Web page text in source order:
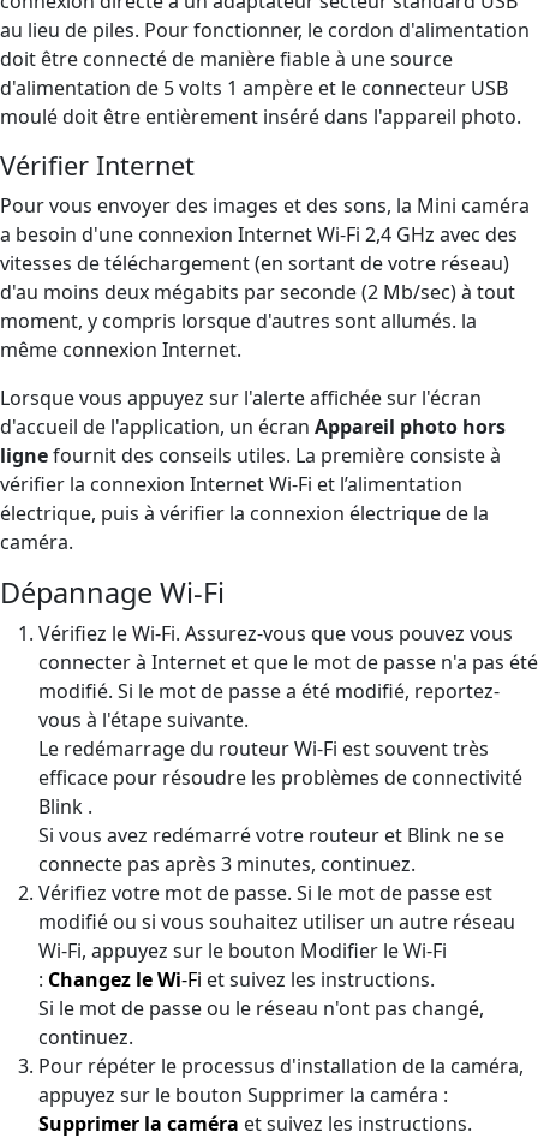
au lieu de piles. Pour fonctionner, le cordon d'alimentation
doit être connecté de manière fiable à une source
d'alimentation de 5 volts 1 ampère et le connecteur USB
moulé doit être entièrement inséré dans l'appareil photo.
Vérifier Internet
Pour vous envoyer des images et des sons, la Mini caméra
a besoin d'une connexion Internet Wi-Fi 2,4 GHz avec des
vitesses de téléchargement (en sortant de votre réseau)
d'au moins deux mégabits par seconde (2 Mb/sec) à tout
moment, y compris lorsque d'autres sont allumés. la
même connexion Internet.
Lorsque vous appuyez sur l'alerte affichée sur l'écran
d'accueil de l'application, un écran Appareil photo hors
lignefournit des conseils utiles. La première consiste à
vérifier la connexion Internet Wi-Fi et l’alimentation
électrique, puis à vérifier la connexion électrique de la
caméra.
Dépannage Wi-Fi
Vérifiez le Wi-Fi. Assurez-vous que vous pouvez vous
connecter à Internet et que le mot de passe n'a pas été
modifié. Si le mot de passe a été modifié, reportez-
vous à l'étape suivante.
Le redémarrage du routeur Wi-Fi est souvent très
efficace pour résoudre les problèmes de connectivité
Blink .
Si vous avez redémarré votre routeur et Blink ne se
connecte pas après 3 minutes, continuez.
Vérifiez votre mot de passe. Si le mot de passe est
modifié ou si vous souhaitez utiliser un autre réseau
Wi-Fi, appuyez sur le bouton Modifier le Wi-Fi
: Changez le Wi-Fi et suivez les instructions.
Si le mot de passe ou le réseau n'ont pas changé,
continuez.
Pour répéter le processus d'installation de la caméra,
appuyez sur le bouton Supprimer la caméra :
Supprimer la caméra et suivez les instructions.